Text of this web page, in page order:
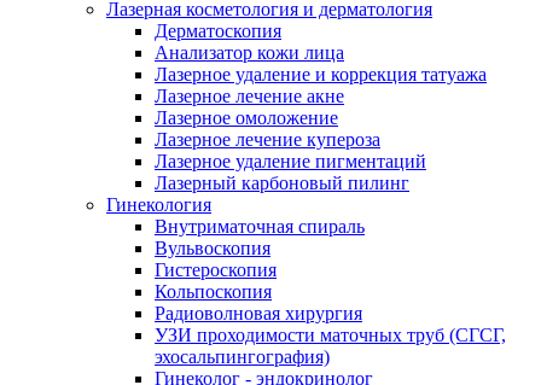
Лазерная косметология и дерматология
Дерматоскопия
Анализатор кожи лица
Лазерное удаление и коррекция татуажа
Лазерное лечение акне
Лазерное омоложение
Лазерное лечение купероза
Лазерное удаление пигментаций
Лазерный карбоновый пилинг
Гинекология
Внутриматочная спираль
Вульвоскопия
Гистероскопия
Кольпоскопия
Радиоволновая хирургия
УЗИ проходимости маточных труб (СГСГ,
эхосальпингография)
Гинеколог - эндокринолог